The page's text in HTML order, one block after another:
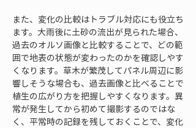
また、変化の比較はトラブル対応にも役立ち
ます。大雨後に土砂の流出が見られた場合、
過去のオルソ画像と比較することで、どの範
囲で地表の状態が変わったのかを確認しやす
くなります。草木が繁茂してパネル周辺に影
響しそうな場合も、過去画像と比べることで
植生の広がり方を把握しやすくなります。異
常が発生してから初めて撮影するのではな
く、平常時の記録を残しておくことで、変化